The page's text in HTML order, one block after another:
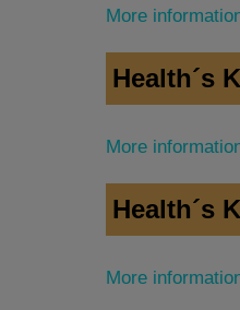
More
Health´s
More
Health´s
More